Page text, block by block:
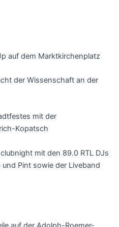
auf dem Marktkirchenplatz
der Wissenschaft an der
mit der
Kopatsch
mit den 89.0 RTL DJs
und Pint sowie der Liveband